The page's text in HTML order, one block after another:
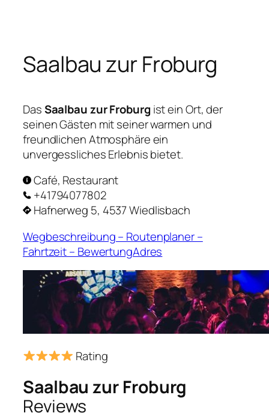
springen
Saalbau zur Froburg
DasSaalbau zur Froburg ist ein Ort, der
seinen Gästen mit seiner warmen und
freundlichen Atmosphäre ein
unvergessliches Erlebnis bietet.
Café, Restaurant
+41794077802
Hafnerweg 5, 4537 Wiedlisbach
Wegbeschreibung – Routenplaner –
Fahrtzeit – BewertungAdres
Rating
Saalbau zur Froburg
Reviews